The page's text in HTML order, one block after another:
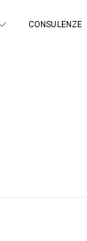
CONSULENZE